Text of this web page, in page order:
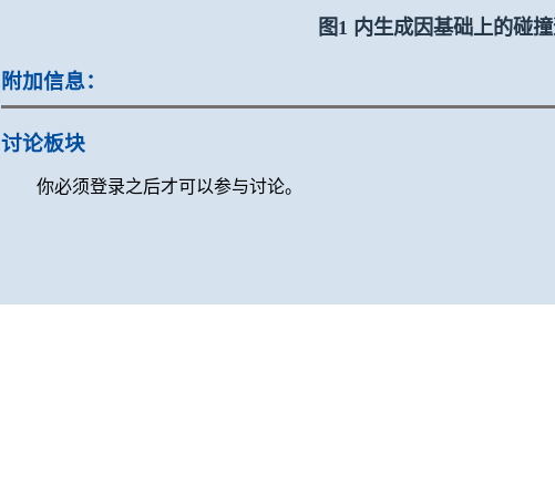
图1 内生成因基础上的碰
附加信息：
讨论板块
你必须登录之后才可以参与讨论。